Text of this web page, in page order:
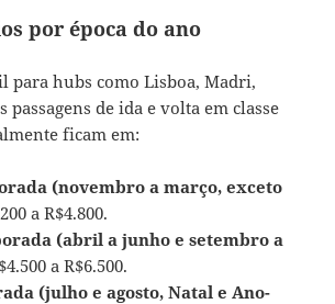
por época do ano
para hubs como Lisboa, Madri,
passagens de ida e volta em classe
ficam em:
(novembro a março, exceto
a R$4.800.
(abril a junho e setembro a
a R$6.500.
(julho e agosto, Natal e Ano-